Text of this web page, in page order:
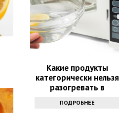
Какие продукты
категорически нельзя
разогревать в
советы экспертов
ПОДРОБНЕЕ